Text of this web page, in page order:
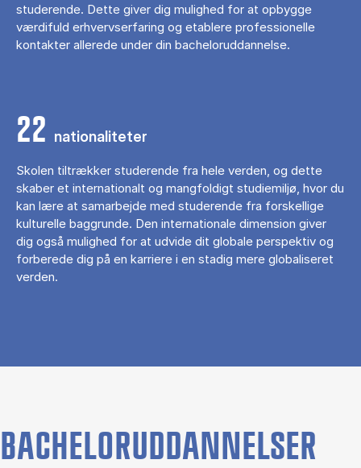
studerende. Dette giver dig mulighed for at opbygge
værdifuld erhvervserfaring og etablere professionelle
kontakter allerede under din bacheloruddannelse.
22 nationaliteter
Skolen tiltrækker studerende fra hele verden, og dette
skaber et internationalt og mangfoldigt studiemiljø, hvor du
kan lære at samarbejde med studerende fra forskellige
kulturelle baggrunde. Den internationale dimension giver
dig også mulighed for at udvide dit globale perspektiv og
forberede dig på en karriere i en stadig mere globaliseret
verden.
BACHELORUDDANNELSER